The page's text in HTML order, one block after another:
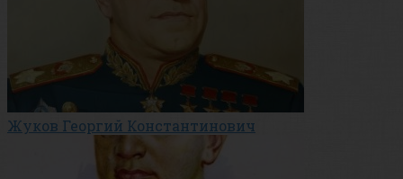
Жуков Георгий Константинович